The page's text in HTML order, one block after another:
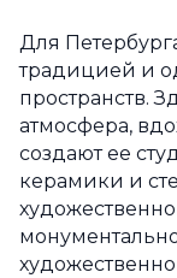
Для
традицией и
пространств.
атмосфера,
создают ее
керамики и